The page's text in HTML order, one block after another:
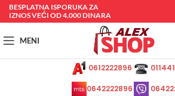
BESPLATNA ISPORUKA ZA
IZNOS VEĆI OD 4.000 DINARA
MENI
0612222896
0642222896